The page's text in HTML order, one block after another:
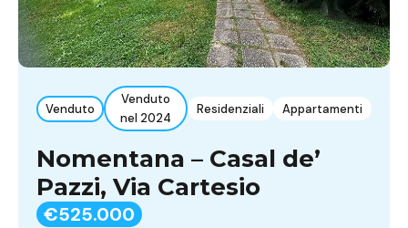
Venduto
Venduto
nel 2024
Residenziali Appartamenti
Nomentana – Casal de’
Pazzi, Via Cartesio
€525.000